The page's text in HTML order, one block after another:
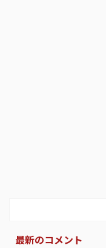
最新のコメント